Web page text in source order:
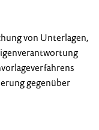
von Unterlagen,
gegenüber